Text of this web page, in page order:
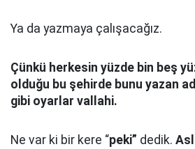
Ya da yazmaya çalışacağız.
Çünkü herkesin yüzde bin beş
olduğu bu şehirde bunu yazan
gibi oyarlar vallahi.
Ne var ki bir kere “peki” dedik.